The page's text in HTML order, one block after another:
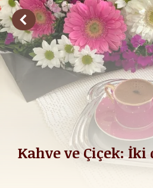
Kahve ve Çiçek: